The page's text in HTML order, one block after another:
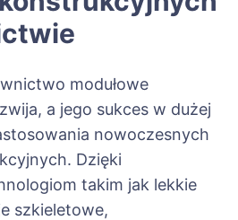
modułowe
a jego sukces w dużej
nowoczesnych
Dzięki
takim jak lekkie
szkieletowe,